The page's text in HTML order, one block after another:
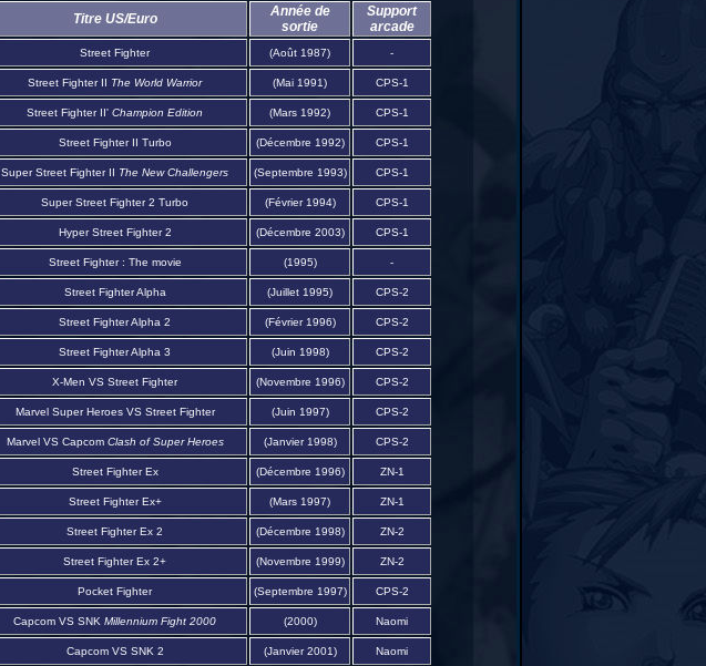
Titre US/Euro
Année de
sortie
Support
arcade
Street Fighter (Août 1987) -
Street Fighter II The World Warrior (Mai 1991) CPS-1
Street Fighter II' Champion Edition (Mars 1992) CPS-1
Street Fighter II Turbo (Décembre 1992) CPS-1
Super Street Fighter II The New Challengers (Septembre 1993) CPS-1
Super Street Fighter 2 Turbo (Février 1994) CPS-1
Hyper Street Fighter 2 (Décembre 2003) CPS-1
Street Fighter : The movie (1995) -
Street Fighter Alpha (Juillet 1995) CPS-2
Street Fighter Alpha 2 (Février 1996) CPS-2
Street Fighter Alpha 3 (Juin 1998) CPS-2
X-Men VS Street Fighter (Novembre 1996) CPS-2
Marvel Super Heroes VS Street Fighter (Juin 1997) CPS-2
Marvel VS Capcom Clash of Super Heroes (Janvier 1998) CPS-2
Street Fighter Ex (Décembre 1996) ZN-1
Street Fighter Ex+ (Mars 1997) ZN-1
Street Fighter Ex 2 (Décembre 1998) ZN-2
Street Fighter Ex 2+ (Novembre 1999) ZN-2
Pocket Fighter (Septembre 1997) CPS-2
Capcom VS SNK Millennium Fight 2000 (2000) Naomi
Capcom VS SNK 2 (Janvier 2001) Naomi